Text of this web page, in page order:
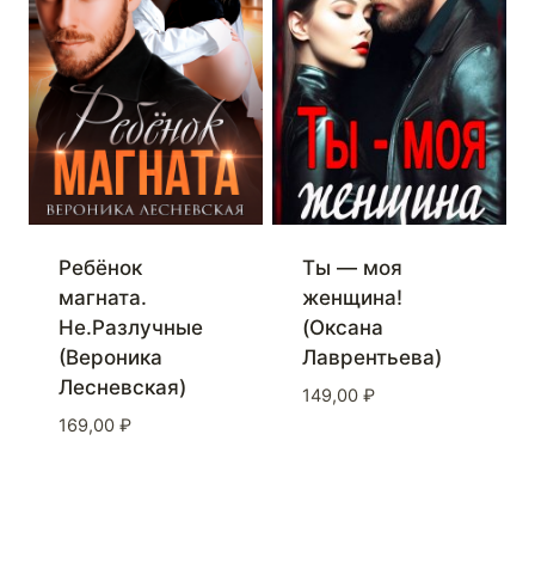
Ребёнок
магната.
Не.Разлучные
(Вероника
Лесневская)
169,00 ₽
Ты — моя
женщина!
(Оксана
Лаврентьева)
149,00 ₽